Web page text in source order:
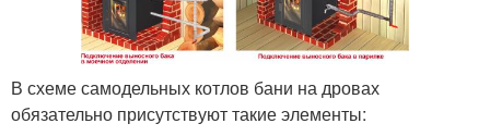
В схеме самодельных котлов бани на дровах
обязательно присутствуют такие элементы: